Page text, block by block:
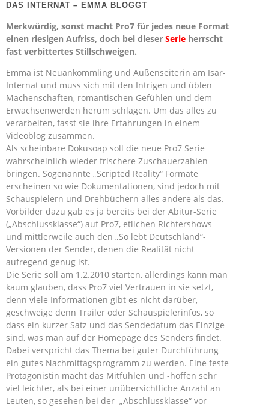
DAS INTERNAT – EMMA BLOGGT
Merkwürdig, sonst macht Pro7 für jedes neue Format
einen riesigen Aufriss, doch bei dieser Serie herrscht
fast verbittertes Stillschweigen.
Emma ist Neuankömmling und Außenseiterin am Isar-
Internat und muss sich mit den Intrigen und üblen
Machenschaften, romantischen Gefühlen und dem
Erwachsenwerden herum schlagen. Um das alles zu
verarbeiten, fasst sie ihre Erfahrungen in einem
Videoblog zusammen.
Als scheinbare Dokusoap soll die neue Pro7 Serie
wahrscheinlich wieder frischere Zuschauerzahlen
bringen. Sogenannte „Scripted Reality“ Formate
erscheinen so wie Dokumentationen, sind jedoch mit
Schauspielern und Drehbüchern alles andere als das.
Vorbilder dazu gab es ja bereits bei der Abitur-Serie
(„Abschlussklasse“) auf Pro7, etlichen Richtershows
und mittlerweile auch den „So lebt Deutschland“-
Versionen der Sender, denen die Realität nicht
aufregend genug ist.
Die Serie soll am 1.2.2010 starten, allerdings kann man
kaum glauben, dass Pro7 viel Vertrauen in sie setzt,
denn viele Informationen gibt es nicht darüber,
geschweige denn Trailer oder Schauspielerinfos, so
dass ein kurzer Satz und das Sendedatum das Einzige
sind, was man auf der Homepage des Senders findet.
Dabei verspricht das Thema bei guter Durchführung
ein gutes Nachmittagsprogramm zu werden. Eine feste
Protagonistin macht das Mitfühlen und -hoffen sehr
viel leichter, als bei einer unübersichtliche Anzahl an
Leuten, so gesehen bei der „Abschlussklasse“ vor